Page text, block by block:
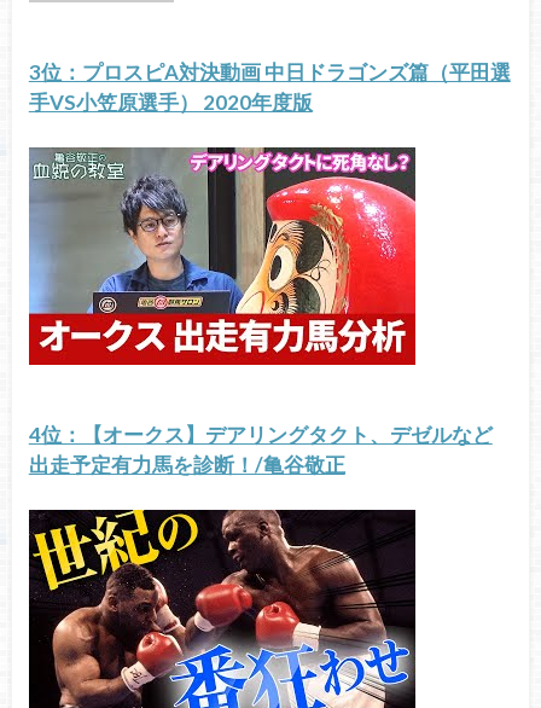
3位：プロスピA対決動画 中日ドラゴンズ篇（平田選
手VS小笠原選手） 2020年度版
4位：【オークス】デアリングタクト、デゼルなど
出走予定有力馬を診断！/亀谷敬正